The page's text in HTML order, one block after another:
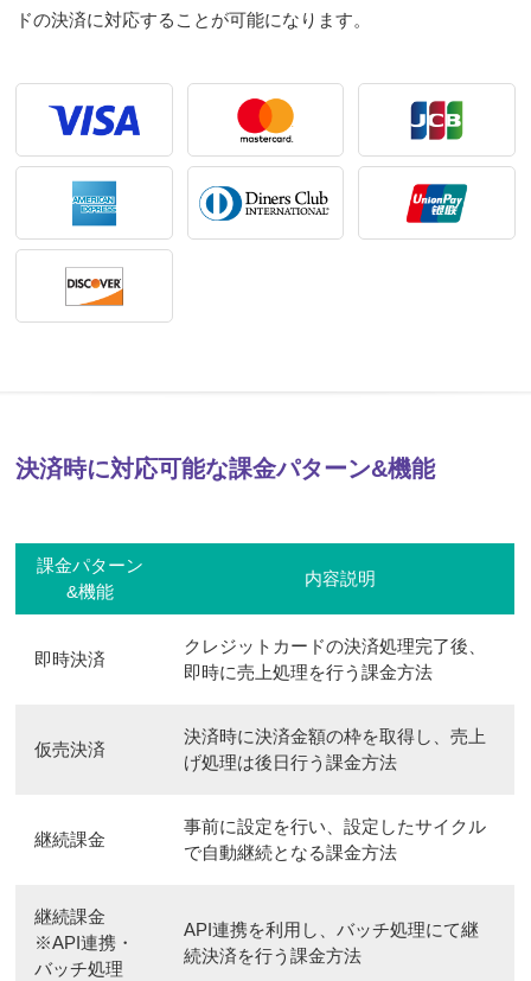
ドの決済に対応することが可能になります。
決済時に対応可能な課金パターン&機能
課金パターン
&機能
内容説明
即時決済
クレジットカードの決済処理完了後、
即時に売上処理を行う課金方法
仮売決済
決済時に決済金額の枠を取得し、売上
げ処理は後日行う課金方法
継続課金
事前に設定を行い、設定したサイクル
で自動継続となる課金方法
継続課金
※API連携・
バッチ処理
API連携を利用し、バッチ処理にて継
続決済を行う課金方法